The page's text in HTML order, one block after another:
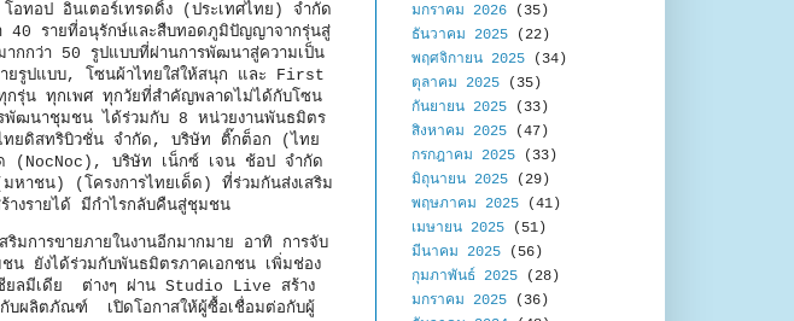
โอทอป อินเตอร์เทรดดิ้ง (ประเทศไทย) จำกัด
40 รายที่อนุรักษ์และสืบทอดภูมิปัญญาจากรุ่นสู่
กกว่า 50 รูปแบบที่ผ่านการพัฒนาสู่ความเป็น
ายรูปแบบ, โซนผ้าไทยใส่ให้สนุก และ First
รุ่น ทุกเพศ ทุกวัยที่สำคัญพลาดไม่ได้กับโซน
พัฒนาชุมชน ได้ร่วมกับ 8 หน่วยงานพันธมิตร
ทยดิสทริบิวชั่น จำกัด, บริษัท ติ๊กต็อก (ไทย
(NocNoc), บริษัท เน็กซ์ เจน ช้อป จำกัด
น) (โครงการไทยเด็ด) ที่ร่วมกันส่งเสริม
ามารถสร้างรายได้ มีกำไรกลับคืนสู่ชุมชน
มการขายภายในงานอีกมากมาย อาทิ การจับ
ยังได้ร่วมกับพันธมิตรภาคเอกชน เพิ่มช่อง
เชียลมีเดีย ต่างๆ ผ่าน Studio Live สร้าง
บผลิตภัณฑ์ เปิดโอกาสให้ผู้ซื้อเชื่อมต่อกับผู้
มกราคม 2026 (35)
ธันวาคม 2025 (22)
พฤศจิกายน 2025 (34)
ตุลาคม 2025 (35)
กันยายน 2025 (33)
สิงหาคม 2025 (47)
กรกฎาคม 2025 (33)
มิถุนายน 2025 (29)
พฤษภาคม 2025 (41)
เมษายน 2025 (51)
มีนาคม 2025 (56)
กุมภาพันธ์ 2025 (28)
มกราคม 2025 (36)